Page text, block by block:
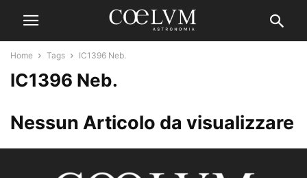
Home Tags IC1396 Neb.
IC1396 Neb.
Nessun Articolo da visualizzare